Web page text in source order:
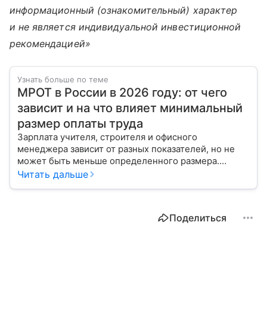
информационный (ознакомительный) характер
и не является индивидуальной инвестиционной
рекомендацией»
Узнать больше по теме
МРОТ в России в 2026 году: от чего
зависит и на что влияет минимальный
размер оплаты труда
Зарплата учителя, строителя и офисного
менеджера зависит от разных показателей, но не
может быть меньше определенного размера.
Рассказываем, как рассчитывается МРОТ и чему он
Читать дальше
Поделиться